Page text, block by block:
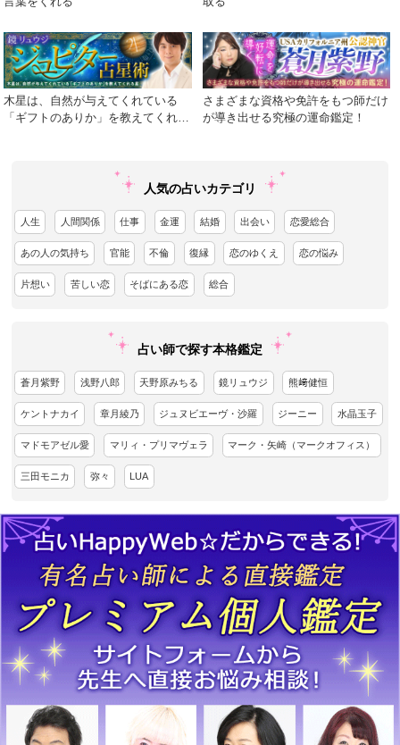
木星は、自然が与えてくれている
「ギフトのありか」を教えてくれる
さまざまな資格や免許をもつ師だけ
が導き出せる究極の運命鑑定！
人気の占いカテゴリ
人生 人間関係 仕事 金運 結婚 出会い 恋愛総合
あの人の気持ち 官能 不倫 復縁 恋のゆくえ 恋の悩み
片想い 苦しい恋 そばにある恋 総合
占い師で探す本格鑑定
蒼月紫野 浅野八郎 天野原みちる 鏡リュウジ 熊﨑健恒
ケントナカイ 章月綾乃 ジュヌビエーヴ・沙羅 ジーニー 水晶玉子
マドモアゼル愛 マリィ・プリマヴェラ マーク・矢崎（マークオフィス）
三田モニカ 弥々 LUA